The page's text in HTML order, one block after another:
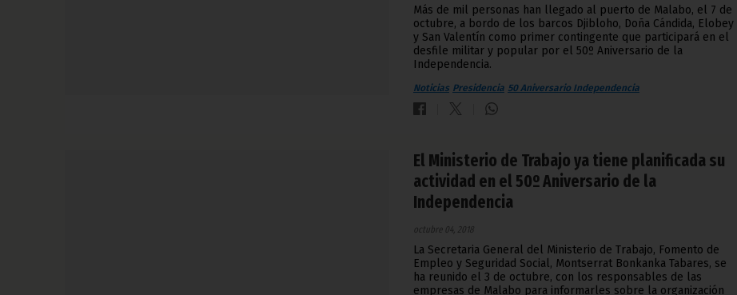
Más de mil personas han llegado al puerto de Malabo, el 7 de
octubre, a bordo de los barcos Djibloho, Doña Cándida, Elobey
y San Valentín como primer contingente que participará en el
desfile militar y popular por el 50º Aniversario de la
Independencia.
Noticias Presidencia 50 Aniversario Independencia
El Ministerio de Trabajo ya tiene planificada su
actividad en el 50º Aniversario de la
Independencia
octubre 04, 2018
La Secretaria General del Ministerio de Trabajo, Fomento de
Empleo y Seguridad Social, Montserrat Bonkanka Tabares, se
ha reunido el 3 de octubre, con los responsables de las
empresas de Malabo para informarles sobre la organización